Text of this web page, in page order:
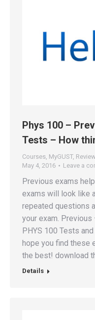
Phys 100 –
Tests – How
Courses MyGUST,
May 4, 2016
Leave a
Previous exams
exams will look like
repeated questions
your exam.
PHYS 100 Tests
hope you find these
the best! download
Details